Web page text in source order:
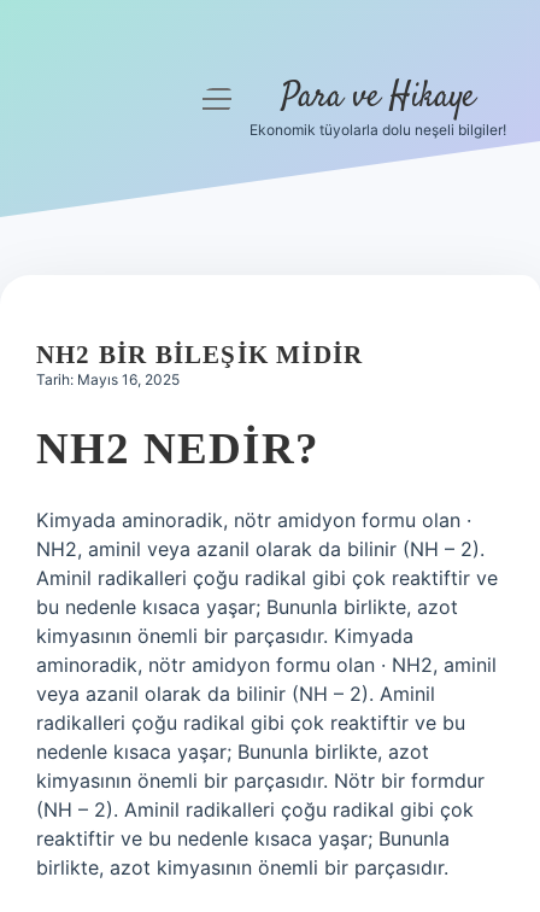
Hakkımızda
menüyü
Para ve Hikaye
Ekonomik tüyolarla dolu neşeli bilgiler!
NH2 BIR BILEŞIK MIDIR
Tarih: Mayıs 16, 2025
NH2 NEDIR?
Kimyada aminoradik, nötr amidyon formu olan ·
NH2, aminil veya azanil olarak da bilinir (NH – 2).
Aminil radikalleri çoğu radikal gibi çok reaktiftir ve
bu nedenle kısaca yaşar; Bununla birlikte, azot
kimyasının önemli bir parçasıdır. Kimyada
aminoradik, nötr amidyon formu olan · NH2, aminil
veya azanil olarak da bilinir (NH – 2). Aminil
radikalleri çoğu radikal gibi çok reaktiftir ve bu
nedenle kısaca yaşar; Bununla birlikte, azot
kimyasının önemli bir parçasıdır. Nötr bir formdur
(NH – 2). Aminil radikalleri çoğu radikal gibi çok
reaktiftir ve bu nedenle kısaca yaşar; Bununla
birlikte, azot kimyasının önemli bir parçasıdır.